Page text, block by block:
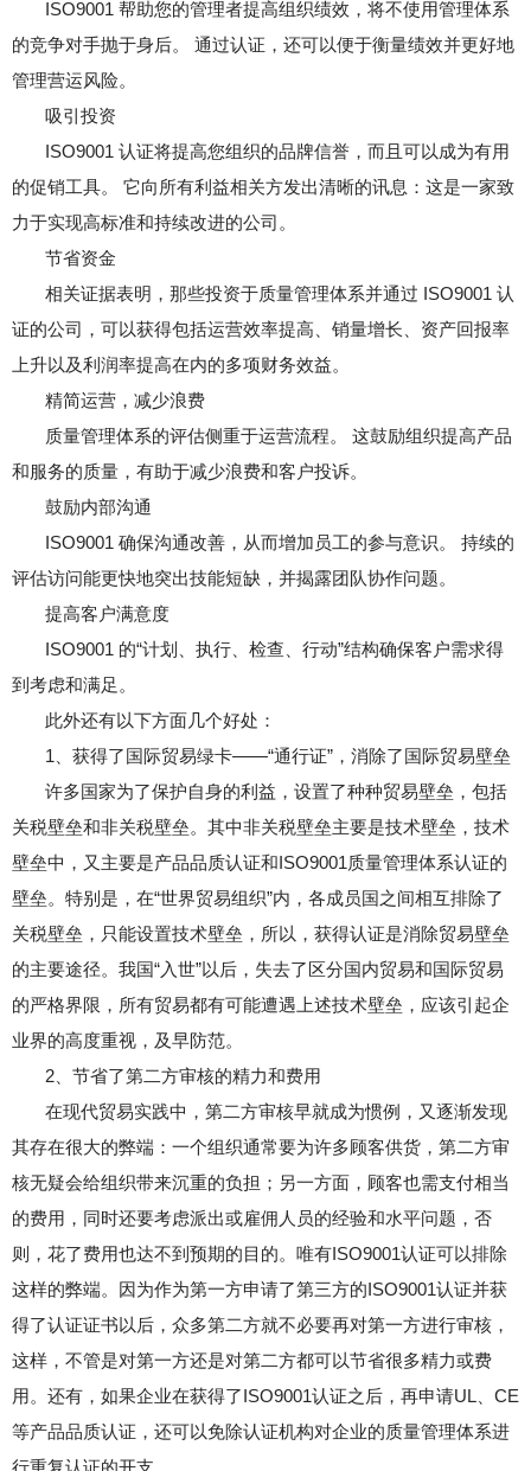
ISO9001 帮助您的管理者提高组织绩效，将不使用管理体系
的竞争对手抛于身后。 通过认证，还可以便于衡量绩效并更好地
管理营运风险。
吸引投资
ISO9001 认证将提高您组织的品牌信誉，而且可以成为有用
的促销工具。 它向所有利益相关方发出清晰的讯息：这是一家致
力于实现高标准和持续改进的公司。
节省资金
相关证据表明，那些投资于质量管理体系并通过 ISO9001 认
证的公司，可以获得包括运营效率提高、销量增长、资产回报率
上升以及利润率提高在内的多项财务效益。
精简运营，减少浪费
质量管理体系的评估侧重于运营流程。 这鼓励组织提高产品
和服务的质量，有助于减少浪费和客户投诉。
鼓励内部沟通
ISO9001 确保沟通改善，从而增加员工的参与意识。 持续的
评估访问能更快地突出技能短缺，并揭露团队协作问题。
提高客户满意度
ISO9001 的“计划、执行、检查、行动”结构确保客户需求得
到考虑和满足。
此外还有以下方面几个好处：
1、获得了国际贸易绿卡——“通行证”，消除了国际贸易壁垒
许多国家为了保护自身的利益，设置了种种贸易壁垒，包括
关税壁垒和非关税壁垒。其中非关税壁垒主要是技术壁垒，技术
壁垒中，又主要是产品品质认证和ISO9001质量管理体系认证的
壁垒。特别是，在“世界贸易组织”内，各成员国之间相互排除了
关税壁垒，只能设置技术壁垒，所以，获得认证是消除贸易壁垒
的主要途径。我国“入世”以后，失去了区分国内贸易和国际贸易
的严格界限，所有贸易都有可能遭遇上述技术壁垒，应该引起企
业界的高度重视，及早防范。
2、节省了第二方审核的精力和费用
在现代贸易实践中，第二方审核早就成为惯例，又逐渐发现
其存在很大的弊端：一个组织通常要为许多顾客供货，第二方审
核无疑会给组织带来沉重的负担；另一方面，顾客也需支付相当
的费用，同时还要考虑派出或雇佣人员的经验和水平问题，否
则，花了费用也达不到预期的目的。唯有ISO9001认证可以排除
这样的弊端。因为作为第一方申请了第三方的ISO9001认证并获
得了认证证书以后，众多第二方就不必要再对第一方进行审核，
这样，不管是对第一方还是对第二方都可以节省很多精力或费
用。还有，如果企业在获得了ISO9001认证之后，再申请UL、CE
等产品品质认证，还可以免除认证机构对企业的质量管理体系进
行重复认证的开支。